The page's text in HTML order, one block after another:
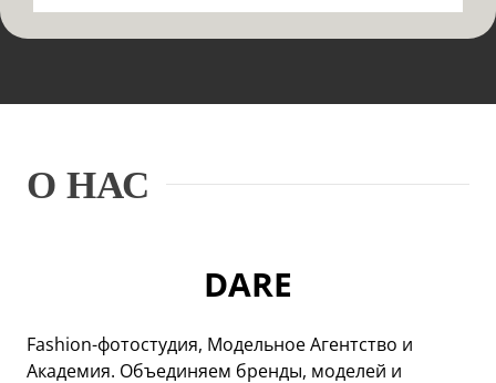
О НАС
DARE
Fashion-фотостудия, Модельное Агентство и
Академия. Объединяем бренды, моделей и